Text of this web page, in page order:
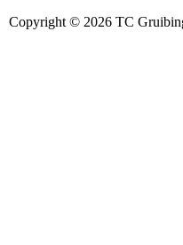
Copyright © 2026 TC